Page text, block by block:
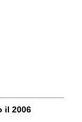
il 2006